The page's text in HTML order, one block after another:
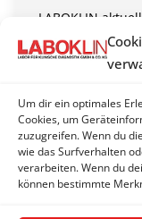
Um dir ein optimales
Cookies, um
zuzugreifen. Wenn du
wie das Surfverhalten
verarbeiten. Wenn du
können bestimmte
LABOKLIN
VonLABOKLIN |
Die unter dem
gekennzeichnet
extrem rauen,